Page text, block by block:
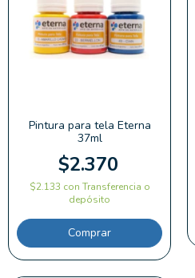
Pintura para tela Eterna
37ml
$2.370
$2.133 con Transferencia o
depósito
Comprar